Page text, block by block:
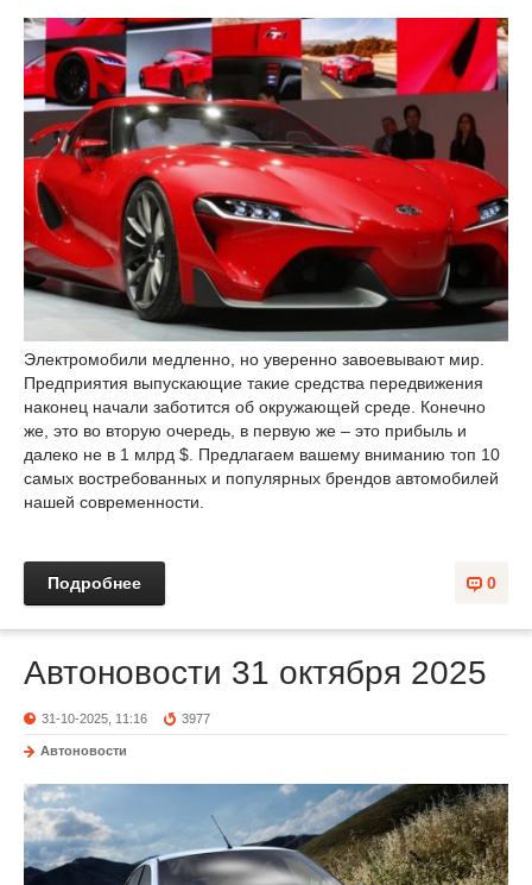
Электромобили медленно, но уверенно завоевывают мир.
Предприятия выпускающие такие средства передвижения
наконец начали заботится об окружающей среде. Конечно
же, это во вторую очередь, в первую же – это прибыль и
далеко не в 1 млрд $. Предлагаем вашему вниманию топ 10
самых востребованных и популярных брендов автомобилей
нашей современности.
0
Подробнее
Автоновости 31 октября 2025
31-10-2025, 11:16 3977
Автоновости